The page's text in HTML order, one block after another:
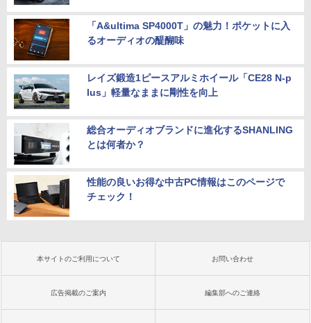
「A&ultima SP4000T」の魅力！ポケットに入
るオーディオの醍醐味
レイズ鍛造1ピースアルミホイール「CE28 N-p
lus」軽量なままに剛性を向上
総合オーディオブランドに進化するSHANLING
とは何者か？
性能の良いお得な中古PC情報はこのページで
チェック！
本サイトのご利用について お問い合わせ
広告掲載のご案内 編集部へのご連絡